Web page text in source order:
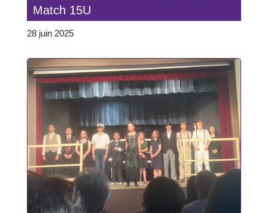
Match 15U
28 juin 2025